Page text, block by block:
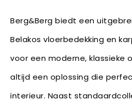
Berg&Berg biedt een
Belakos vloerbedekking en
voor een moderne, klassieke
altijd een oplossing die
interieur. Naast